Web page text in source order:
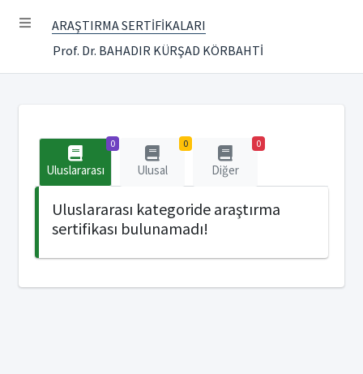
ARAŞTIRMA SERTİFİKALARI
Prof. Dr. BAHADIR KÜRŞAD KÖRBAHTİ
0
Uluslararası
0
Ulusal
0
Diğer
Uluslararası kategoride araştırma
sertifikası bulunamadı!